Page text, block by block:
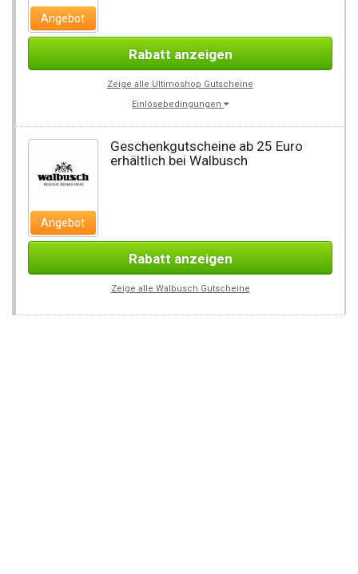
Angebot
Rabatt anzeigen
Zeige alle Ultimoshop Gutscheine
Einlösebedingungen
Angebot
Geschenkgutscheine ab 25 Euro
erhältlich bei Walbusch
Rabatt anzeigen
Zeige alle Walbusch Gutscheine